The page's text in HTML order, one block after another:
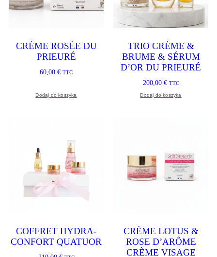
CRÈME ROSÉE DU
PRIEURÉ
60,00 € TTC
Dodaj do koszyka
TRIO CRÈME &
BRUME & SÉRUM
D’OR DU PRIEURÉ
200,00 € TTC
Dodaj do koszyka
COFFRET HYDRA-
CONFORT QUATUOR
CRÈME LOTUS &
ROSE D’ARÔME
CRÈME VISAGE